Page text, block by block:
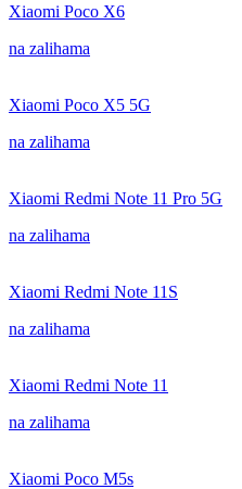
Xiaomi Poco X6
na zalihama
Xiaomi Poco X5 5G
na zalihama
Xiaomi Redmi Note 11 Pro 5G
na zalihama
Xiaomi Redmi Note 11S
na zalihama
Xiaomi Redmi Note 11
na zalihama
Xiaomi Poco M5s